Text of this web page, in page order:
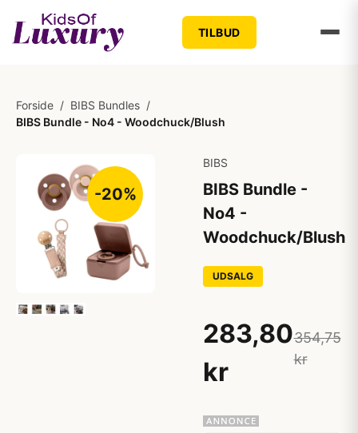
TILBUD
Forside / BIBS Bundles /
BIBS Bundle - No4 - Woodchuck/Blush
-20%
BIBS
BIBS Bundle -
No4 -
Woodchuck/Blush
UDSALG
283,80
kr
354,75
kr